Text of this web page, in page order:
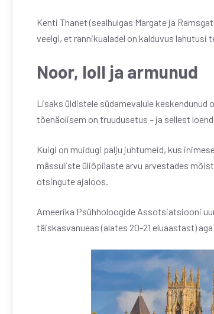
Kenti Thanet (sealhulgas Margate ja
veelgi, et rannikualadel on kalduvus lahutusi
Noor, loll ja armunud
Lisaks üldistele südamevalule keskendunud
tõenäolisem on truudusetus – ja sellest
Kuigi on muidugi palju juhtumeid, kus
mässuliste üliõpilaste arvu arvestades
otsingute ajaloos.
Ameerika Psühholoogide Assotsiatsiooni
täiskasvanueas (alates 20-21 eluaastast)